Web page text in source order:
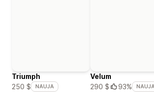
Triumph
250 $
NAUJA
Velum
290 $
93%